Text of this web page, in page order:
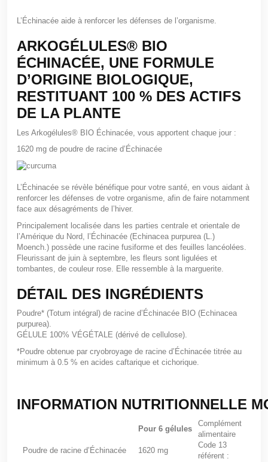
L’Échinacée aide à renforcer les défenses de l’organisme.
ARKOGÉLULES® BIO
ÉCHINACÉE, UNE FORMULE
D’ORIGINE BIOLOGIQUE,
RESTITUANT 100 % DES ACTIFS
DE LA PLANTE
Les Arkogélules® BIO Échinacée, vous apportent chaque jour :
1620 mg de poudre de racine d’Échinacée
L’Échinacée se révèle bénéfique pour votre santé, en vous aidant à
renforcer les défenses de votre organisme, afin de faire notamment
face aux désagréments de l’hiver.
Principalement localisée dans les parties centrale et orientale de
l’Amérique du Nord, l’Échinacée (Echinacea purpurea (L.)
Moench.) possède une racine fusiforme et des feuilles lancéolées.
Fleurissant de juin à septembre, les fleurs sont ligulées et
tombantes, de couleur rose. Elle ressemble à la marguerite.
DÉTAIL DES INGRÉDIENTS
Poudre* (Totum intégral) de racine d’Échinacée BIO (Echinacea
purpurea).
GÉLULE 100% VÉGÉTALE (dérivé de cellulose).
*Poudre obtenue par cryobroyage de racine d’Échinacée titrée au
minimum à 0.5 % en acides caftarique et cichorique.
INFORMATION NUTRITIONNELLE
Pour 6 gélules
Poudre de racine d’Échinacée 1620 mg
Complément
alimentaire
Code 13
référent :